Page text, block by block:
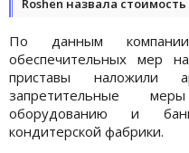
Roshen назвала
По данным
обеспечительных мер
приставы наложили
запретительные
оборудованию и
кондитерской фабрики.